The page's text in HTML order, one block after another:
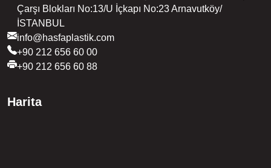
Çarşı Blokları No:13/U İçkapı No:23 Arnavutköy/
İSTANBUL
info@hasfaplastik.com
+90 212 656 60 00
+90 212 656 60 88
Harita